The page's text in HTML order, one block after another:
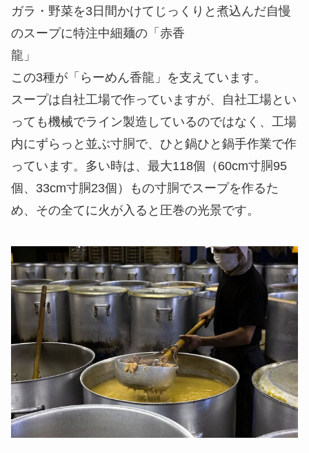
ガラ・野菜を3日間かけてじっくりと煮込んだ自慢
のスープに特注中細麺の「赤香
龍」
この3種が「らーめん香龍」を支えています。
スープは自社工場で作っていますが、自社工場とい
っても機械でライン製造しているのではなく、工場
内にずらっと並ぶ寸胴で、ひと鍋ひと鍋手作業で作
っています。多い時は、最大118個（60cm寸胴95
個、33cm寸胴23個）もの寸胴でスープを作るた
め、その全てに火が入ると圧巻の光景です。